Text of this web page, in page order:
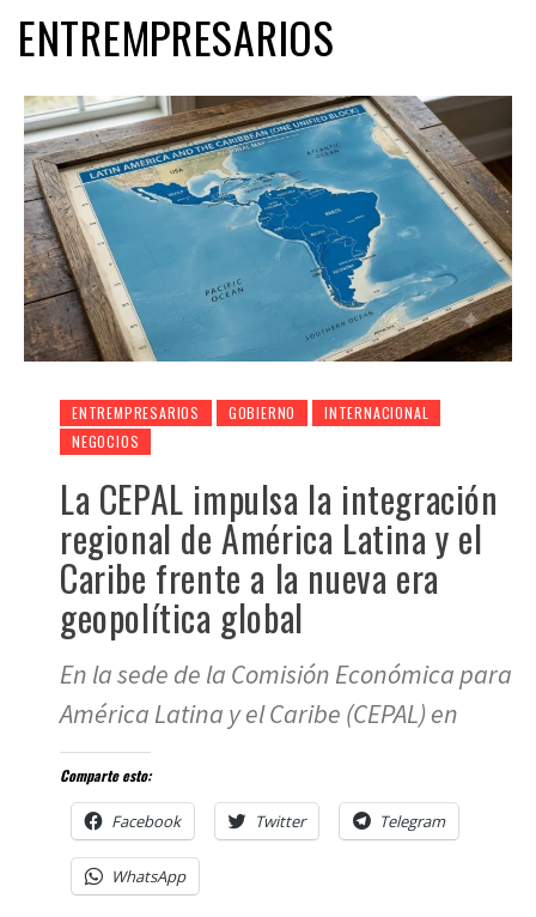
ENTREMPRESARIOS
ENTREMPRESARIOS GOBIERNO
INTERNACIONAL
NEGOCIOS
La CEPAL impulsa la integración
regional de América Latina y el
Caribe frente a la nueva era
geopolítica global
En la sede de la Comisión Económica para
América Latina y el Caribe (CEPAL) en
Comparte esto:
Facebook Twitter Telegram
WhatsApp